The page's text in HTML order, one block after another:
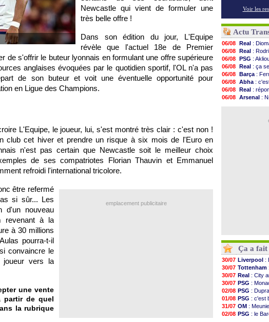
Newcastle qui vient de formuler une
très belle offre !
Dans son édition du jour, L'Equipe
révèle que l'actuel 18e de Premier
de s'offrir le buteur lyonnais en formulant une offre supérieure
anglaises évoquées par le quotidien sportif, l'OL n'a pas
de son buteur et voit une éventuelle opportunité pour
en Ligue des Champions.
L'Equipe, le joueur, lui, s'est montré très clair : c'est non !
club cet hiver et prendre un risque à six mois de l'Euro en
n'est pas certain que Newcastle soit le meilleur choix
de ses compatriotes Florian Thauvin et Emmanuel
refroidi l'international tricolore.
emplacement publicitaire
être refermé
si sûr... Les
d'un nouveau
revenant à la
à 30 millions
pourra-t-il
convaincre le
joueur vers la
une vente
partir de quel
la rubrique
Voir les
Actu
06/08 Real :
06/08 Real :
06/08 PSG :
06/08 Real : ça
06/08 Barça :
06/08 Abha :
06/08 Real :
06/08 Arsenal :
:
Ça a fait
30/07 Liverpool :
30/07 Tottenham
30/07 Real : City
30/07 PSG :
02/08 PSG :
01/08 PSG : c'est
31/07 OM :
02/08 PSG : le